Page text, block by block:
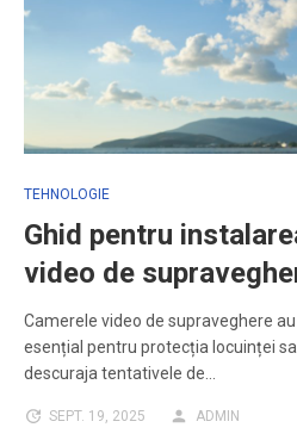
TEHNOLOGIE
Ghid pentru
video de
Camerele video de supraveghere
esențial pentru protecția locuinței
descuraja tentativele de…
SEPT. 19, 2025 ADMIN